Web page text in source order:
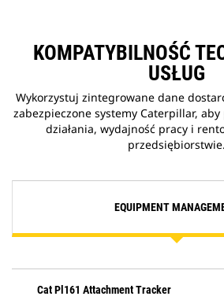
KOMPATYBILNOŚĆ
USŁUG
Wykorzystuj zintegrowane dane
zabezpieczone systemy Caterpillar,
działania, wydajność pracy i
przedsiębiorstwie.
EQUIPMENT
Cat Pl161 Attachment Tracker